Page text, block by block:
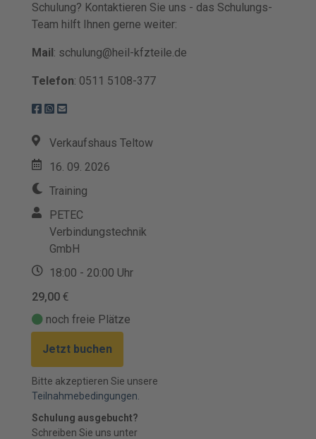
Schulung? Kontaktieren Sie uns - das Schulungs-
Team hilft Ihnen gerne weiter:
Mail: schulung@heil-kfzteile.de
Telefon: 0511 5108-377
Verkaufshaus Teltow
16. 09. 2026
Training
PETEC
Verbindungstechnik
GmbH
18:00 - 20:00 Uhr
29,00 €
noch freie Plätze
Jetzt buchen
Bitte akzeptieren Sie unsere
Teilnahmebedingungen.
Schulung ausgebucht?
Schreiben Sie uns unter